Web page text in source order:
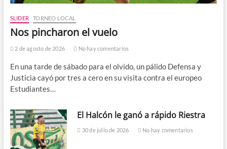
SLIDER TORNEO LOCAL
Nos pincharon el vuelo
2 de agosto de 2026 No hay comentarios
En una tarde de sábado para el olvido, un pálido Defensa y
Justicia cayó por tres a cero en su visita contra el europeo
Estudiantes…
El Halcón le ganó a rápido Riestra
30 de julio de 2026 No hay comentarios